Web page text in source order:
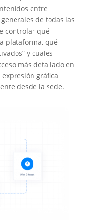
entre
de todas las
controlar qué
plataforma, qué
y cuáles
más detallado en
gráfica
desde la sede.